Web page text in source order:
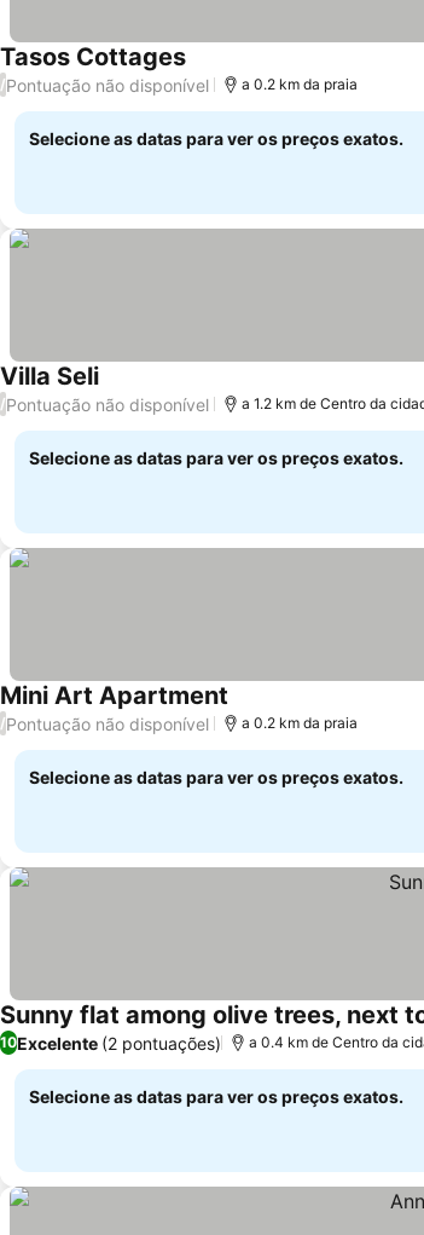
Tasos Cottages
/Pontuação não disponível a 0.2 km da praia
Selecione as datas para ver os preços exatos.
Villa Seli
/Pontuação não disponível a 1.2 km de Centro da
Selecione as datas para ver os preços exatos.
Mini Art Apartment
/Pontuação não disponível a 0.2 km da praia
Selecione as datas para ver os preços exatos.
Sunny flat among olive trees, next
10Excelente (2 pontuações) a 0.4 km de Centro da
Selecione as datas para ver os preços exatos.